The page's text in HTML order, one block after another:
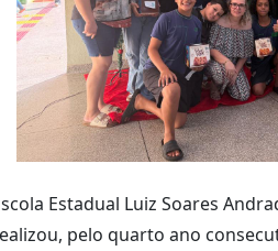
Estadual Luiz Soares
pelo quarto ano